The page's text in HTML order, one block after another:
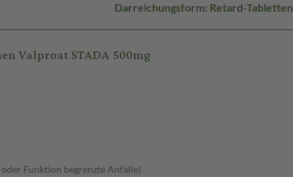
Darreichungsform: Retard-Tabletten
Valproat STADA 500mg
Funktion begrenzte Anfälle)